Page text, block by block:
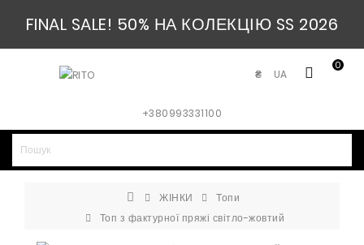
FINAL SALE! 50% НА КОЛЕКЦІЮ SS 2026
0
UA
₴
+380993331100
ЖІНКИ
Топи
Топ з фактурної пряжі світло-жовтий